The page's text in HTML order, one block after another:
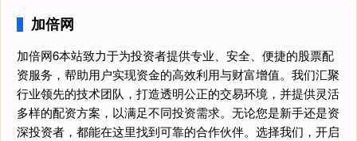
加倍网
加倍网6本站致力于为投资者提供专业、安全、便捷的股票配
资服务，帮助用户实现资金的高效利用与财富增值。我们汇聚
行业领先的技术团队，打造透明公正的交易环境，并提供灵活
多样的配资方案，以满足不同投资需求。无论您是新手还是资
深投资者，都能在这里找到可靠的合作伙伴。选择我们，开启